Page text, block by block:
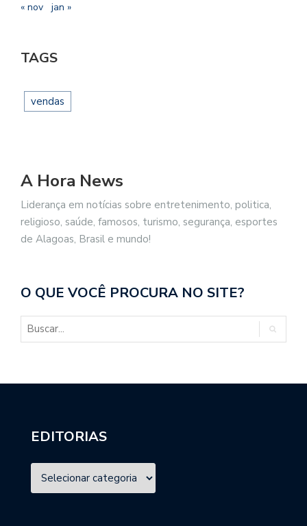
« nov jan »
TAGS
vendas
A Hora News
Liderança em notícias sobre entretenimento, politica,
religioso, saúde, famosos, turismo, segurança, esportes
de Alagoas, Brasil e mundo!
O QUE VOCÊ PROCURA NO SITE?
EDITORIAS